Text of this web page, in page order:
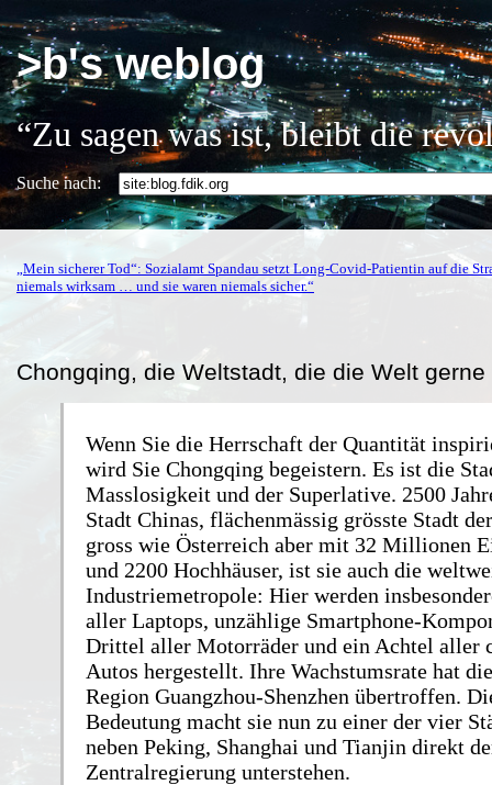
>b's weblog
“Zu sagen was ist, bleibt die
Suche nach:
„Mein sicherer Tod“: Sozialamt Spandau setzt Long-Covid-Patientin auf die
niemals wirksam … und sie waren niemals sicher.“
Chongqing, die Weltstadt, die die Welt gerne
Wenn Sie die Herrschaft der Quantität
wird Sie Chongqing begeistern. Es ist die
Masslosigkeit und der Superlative. 2500
Stadt Chinas, flächenmässig grösste Stadt
gross wie Österreich aber mit 32 Millionen
und 2200 Hochhäuser, ist sie auch die
Industriemetropole: Hier werden
aller Laptops, unzählige Smartphone-
Drittel aller Motorräder und ein Achtel aller
Autos hergestellt. Ihre Wachstumsrate hat
Region Guangzhou-Shenzhen übertroffen.
Bedeutung macht sie nun zu einer der vier
neben Peking, Shanghai und Tianjin direkt
Zentralregierung unterstehen.